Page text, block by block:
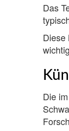
Das
Diese
Die